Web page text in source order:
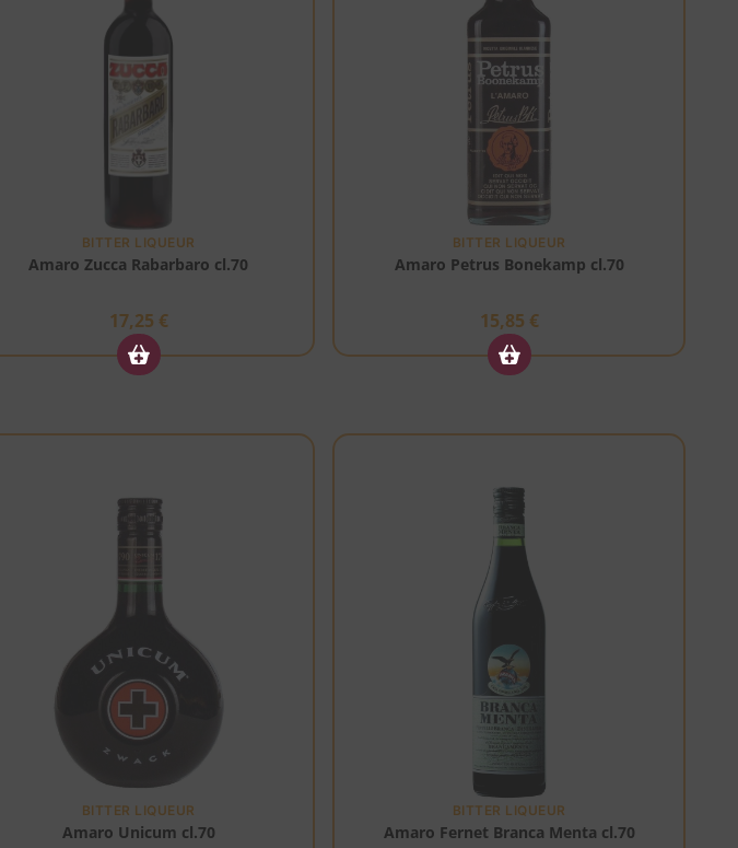
BITTER LIQUEUR
Amaro Zucca Rabarbaro cl.70
17,25 €
BITTER LIQUEUR
Amaro Petrus Bonekamp cl.70
15,85 €
BITTER LIQUEUR
Amaro Unicum cl.70
BITTER LIQUEUR
Amaro Fernet Branca Menta cl.70